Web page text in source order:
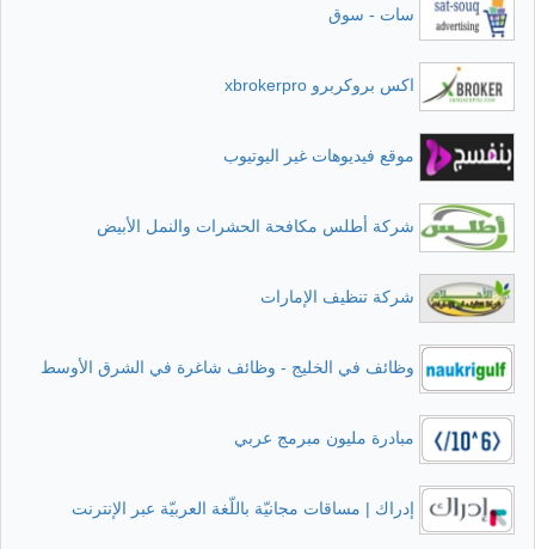
سات - سوق
اكس بروكربرو xbrokerpro
موقع فيديوهات غير اليوتيوب
شركة أطلس مكافحة الحشرات والنمل الأبيض
شركة تنظيف الإمارات
وظائف في الخليج - وظائف شاغرة في الشرق الأوسط
مبادرة مليون مبرمج عربي
إدراك | مساقات مجانيّة باللّغة العربيّة عبر الإنترنت